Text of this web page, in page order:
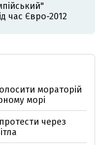
час Євро-2012
мораторій
морі
через